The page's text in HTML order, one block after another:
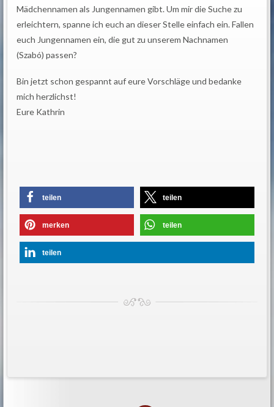
Mädchennamen als Jungennamen gibt. Um mir die Suche zu
erleichtern, spanne ich euch an dieser Stelle einfach ein. Fallen
euch Jungennamen ein, die gut zu unserem Nachnamen
(Szabó) passen?
Bin jetzt schon gespannt auf eure Vorschläge und bedanke
mich herzlichst!
Eure Kathrin
teilen teilen
merken teilen
teilen